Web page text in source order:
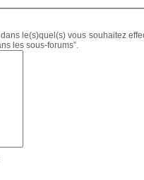
le(s)quel(s) vous souhaitez
les sous-forums”.